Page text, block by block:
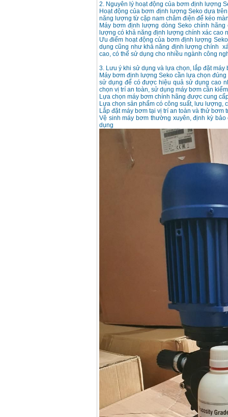
2. Nguyên lý hoạt động của bơm định lượng
Hoạt động của bơm định lượng Seko dựa
năng lượng từ cặp nam châm điện để kéo
Máy bơm định lượng dòng Seko chính
lượng có khả năng định lượng chính xác cao
Ưu điểm hoạt động của bơm định lượng
dụng cũng như khả năng định lượng chính
cao, có thể sử dụng cho nhiều ngành công
3. Lưu ý khi sử dụng và lựa chọn, lắp đặt
Máy bơm định lượng Seko cần lựa chọn
sử dụng để có được hiệu quả sử dụng cao
chọn vị trí an toàn, sử dụng máy bơm cần
Lựa chọn máy bơm chính hãng được cung
Lựa chọn sản phẩm có công suất, lưu lượng,
Lắp đặt máy bơm tại vị trí an toàn và thử
Vệ sinh máy bơm thường xuyên, định kỳ
dụng